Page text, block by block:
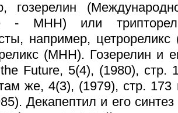
гозерелин
- МНН) или
например,
(МНН). Гозерелин и
Future, 5(4), (1980), стр.
же, 4(3), (1979), стр.
Декапептил и его